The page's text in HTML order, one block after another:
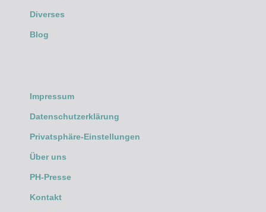
Diverses
Blog
Impressum
Datenschutzerklärung
Privatsphäre-Einstellungen
Über uns
PH-Presse
Kontakt